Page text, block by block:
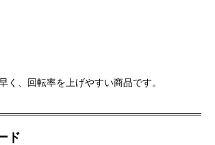
く、回転率を上げやすい商品です。
ド